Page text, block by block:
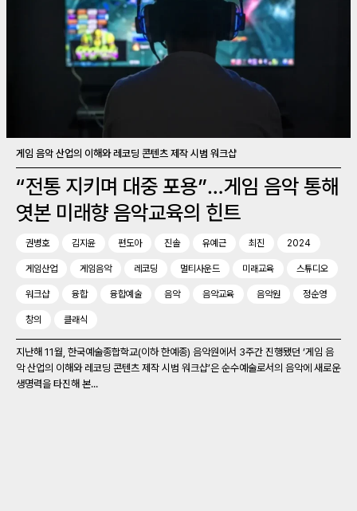
게임 음악 산업의 이해와 레코딩 콘텐츠 제작 시범 워크샵
“전통 지키며 대중 포용”…게임 음악 통해
엿본 미래향 음악교육의 힌트
권병호 김지윤 편도아 진솔 유예근 최진 2024
게임산업 게임음악 레코딩 멀티사운드 미래교육 스튜디오
워크샵 융합 융합예술 음악 음악교육 음악원 정순영
창의 클래식
지난해 11월, 한국예술종합학교(이하 한예종) 음악원에서 3주간 진행됐던 ‘게임 음
악 산업의 이해와 레코딩 콘텐츠 제작 시범 워크샵’은 순수예술로서의 음악에 새로운
생명력을 타진해 본...